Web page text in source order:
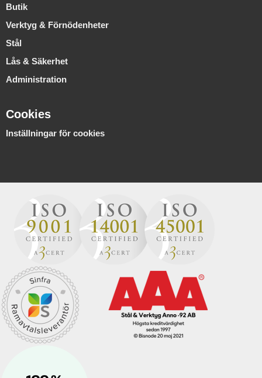
Butik
Verktyg & Förnödenheter
Stål
Lås & Säkerhet
Administration
Cookies
Inställningar för cookies